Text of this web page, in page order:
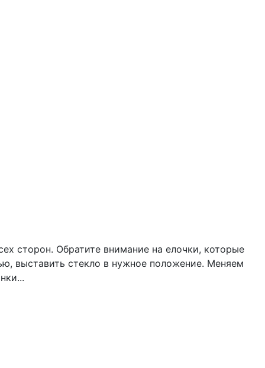
сторон. Обратите внимание на елочки, которые
выставить стекло в нужное положение. Меняем